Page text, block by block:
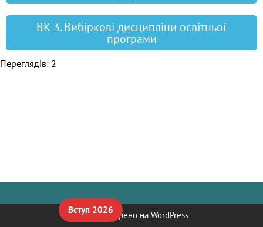
ВК 3. Вибіркові дисципліни освітньої
програми
Переглядів: 2
Neve| Створено на WordPress
Вступ 2026